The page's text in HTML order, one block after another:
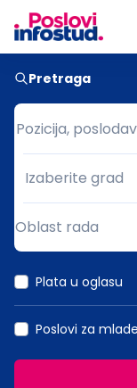
Pretraga
Pozicija,
Pozicija,
Grad
Izaberite grad
Oblast rada
Plata u oglasu
Poslovi za mlade